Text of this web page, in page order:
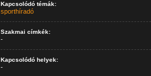
Kapcsolódó témák:
sporthíradó
Szakmai címkék:
-
Kapcsolódó helyek:
-